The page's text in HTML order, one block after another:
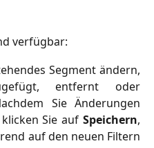
verfügbar:
Segment ändern,
entfernt oder
Sie Änderungen
Sie auf Speichern,
auf den neuen Filtern